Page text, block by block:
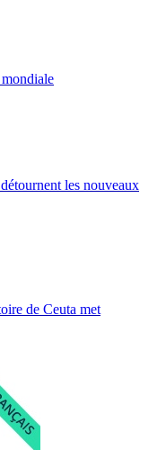
les nouveaux
de Ceuta met